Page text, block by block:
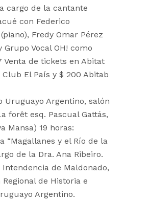
cargo de la cantante
con Federico
Fredy Omar Pérez
Vocal OH! como
Venta de tickets en Abitat
Club El País y $ 200 Abitab
Uruguayo Argentino, salón
forêt esq. Pascual Gattás,
Mansa) 19 horas:
“Magallanes y el Río de la
de la Dra. Ana Ribeiro.
Intendencia de Maldonado,
de Historia e
Argentino.